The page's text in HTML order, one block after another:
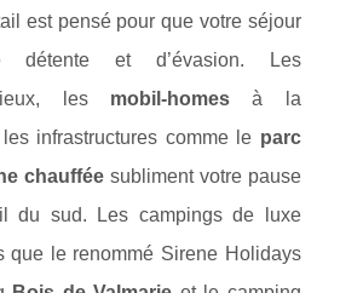
est pensé pour que votre séjour
détente et d’évasion. Les
les mobil-homesà la
infrastructures comme le parc
chaufféesubliment votre pause
du sud. Les campings de luxe
que le renommé Sirene Holidays